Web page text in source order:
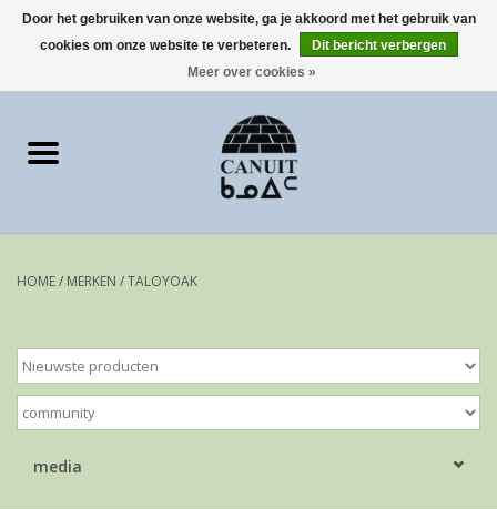
0 Artikelen - €0,00
Art Cards
sculpturen
Artist
HOME/ MERKEN /TALOYOAK
media
Door het gebruiken van onze website, ga je akkoord met het gebruik van
cookies om onze website te verbeteren.
Dit bericht verbergen
Meer over cookies »